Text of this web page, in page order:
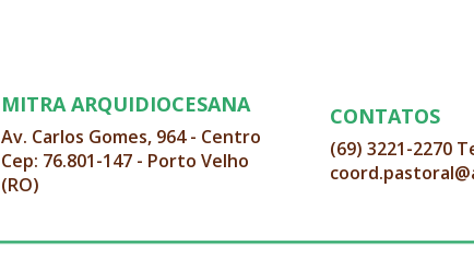
MITRA ARQUIDIOCESANA
Av. Carlos Gomes, 964 - Centro
Cep: 76.801-147 - Porto Velho
(RO)
CONTATOS
(69) 3221-2270